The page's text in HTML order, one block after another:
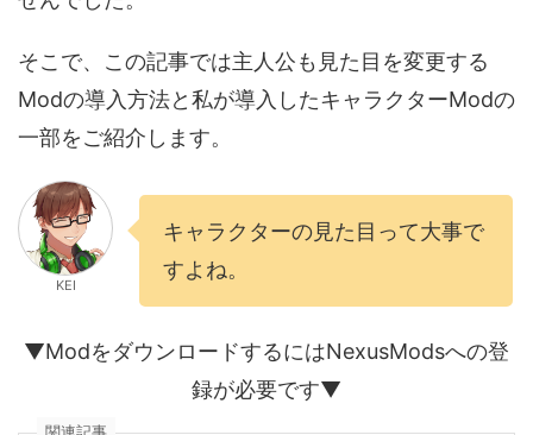
そこで、この記事では主人公も見た目を変更する
Modの導入方法と私が導入したキャラクターModの
一部をご紹介します。
KEI
キャラクターの見た目って大事で
すよね。
▼ModをダウンロードするにはNexusModsへの登
録が必要です▼